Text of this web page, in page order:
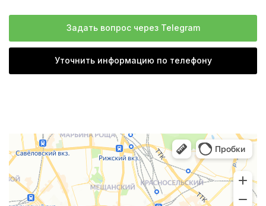
Задать вопрос через Telegram
Уточнить информацию по телефону